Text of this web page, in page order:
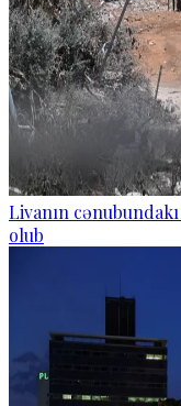
Livanın
olub